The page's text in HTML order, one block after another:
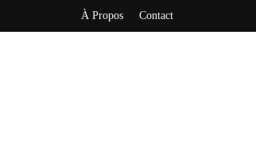
À Propos Contact